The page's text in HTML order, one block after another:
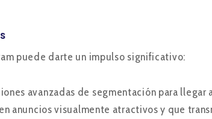
puede darte un impulso significativo:
avanzadas de segmentación para llegar
anuncios visualmente atractivos y que